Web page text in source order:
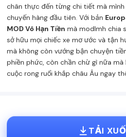
chân thực đến từng chi tiết mà
chuyến hàng đầu tiên. Với bản
MOD Vô Hạn Tiền mà modlmh chia
sở hữu mọi chiếc xe mơ ước và tận
mà không còn vướng bận chuyện
phiền phức, còn chần chừ gì nữa
cuộc rong ruổi khắp châu Âu ngay
TẢI